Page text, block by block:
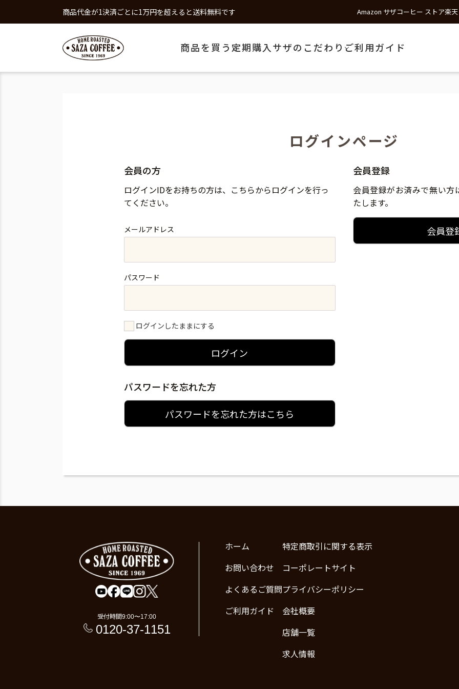
商品代金が1決済ごとに1万円を超えると送料無料です Amazon サザコーヒー ストア楽
商品を買う 定期購入 サザのこだわり ご利用ガイド
ログインページ
会員の方
ログインIDをお持ちの方は、こちらからログインを行っ
てください。
メールアドレス
パスワード
ログインしたままにする
ログイン
パスワードを忘れた方
パスワードを忘れた方はこちら
会員登録
会員登録がお済みで無い
たします。
会員登
受付時間9:00〜17:00
0120-37-1151
ホーム
お問い合わせ
よくあるご質問
ご利用ガイド
特定商取引に関する表示
コーポレートサイト
プライバシーポリシー
会社概要
店舗一覧
求人情報